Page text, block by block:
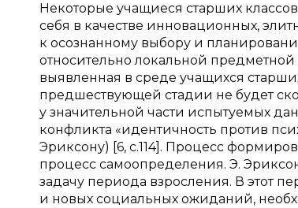
Некоторые учащиеся старших
себя в качестве инновационных,
к осознанному выбору и
относительно локальной
выявленная в среде учащихся
предшествующей стадии не будет
у значительной части испытуемых
конфликта «идентичность против
Эриксону) [6, с.114]. Процесс
процесс самоопределения. Э.
задачу периода взросления. В этот
и новых социальных ожиданий,